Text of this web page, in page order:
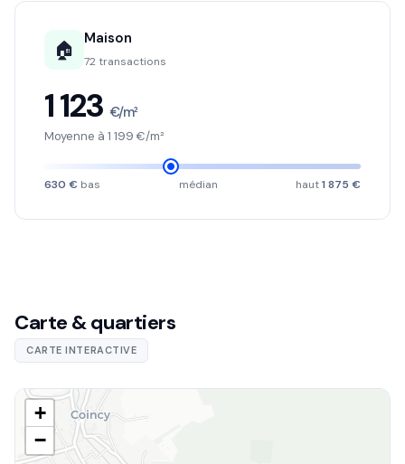
🏠 Maison
72 transactions
1 123 €/m²
Moyenne à 1 199 €/m²
630 € bas médian haut1 875 €
Carte & quartiers
CARTE INTERACTIVE
+
−